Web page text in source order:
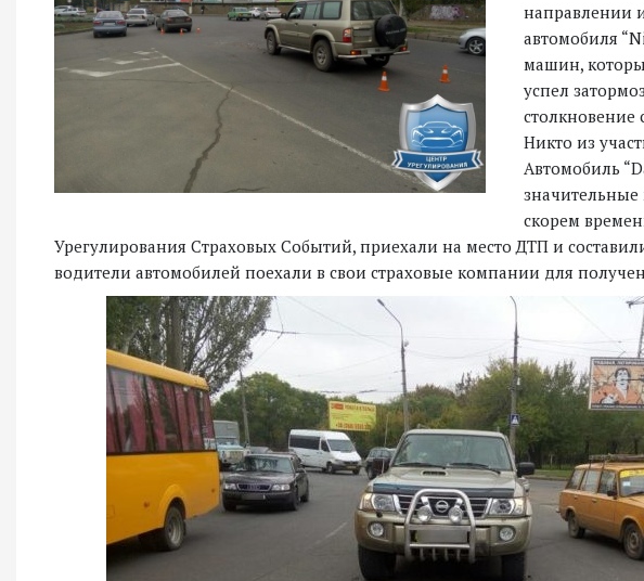
направлении
автомобиля
машин,
успел
столкновение
Никто из
Автомобиль
скорем
Урегулирования Страховых Событий, приехали на место ДТП и
водители автомобилей поехали в свои страховые компании для